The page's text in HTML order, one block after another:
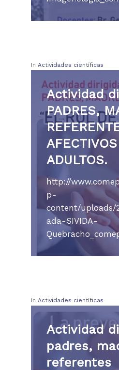
In Actividades científicas
Actividad
PADRES,
AFECTIVOS
ADULTOS.
http://
p-
content/uploads/
ada-SIVIDA-
In Actividades científicas
Actividad
padres,
referentes